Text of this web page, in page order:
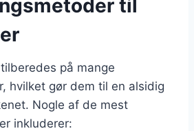
til
på mange
hvilket gør dem til en alsidig
Nogle af de mest
inkluderer: